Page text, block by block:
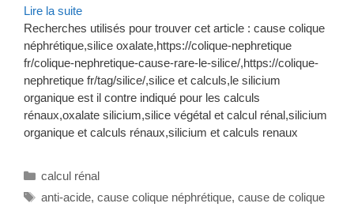
Lire la suite
Recherches utilisés pour trouver cet article : cause colique
néphrétique,silice oxalate,https://colique-nephretique
fr/colique-nephretique-cause-rare-le-silice/,https://colique-
nephretique fr/tag/silice/,silice et calculs,le silicium
organique est il contre indiqué pour les calculs
rénaux,oxalate silicium,silice végétal et calcul rénal,silicium
organique et calculs rénaux,silicium et calculs renaux
Catégories
calcul rénal
Étiquettes
anti-acide, cause colique néphrétique, cause de colique